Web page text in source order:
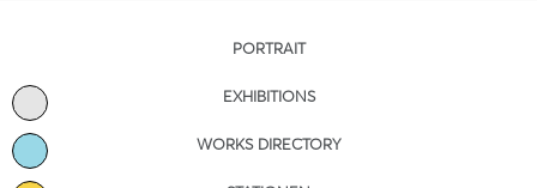
PORTRAIT
EXHIBITIONS
WORKS DIRECTORY